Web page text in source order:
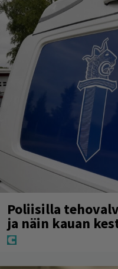
Poliisilla
ja näin kauan